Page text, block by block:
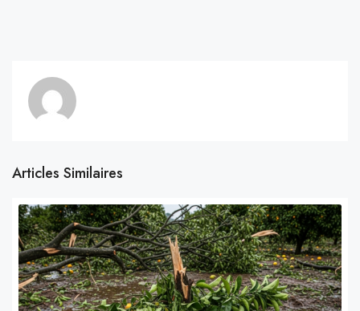
Articles Similaires